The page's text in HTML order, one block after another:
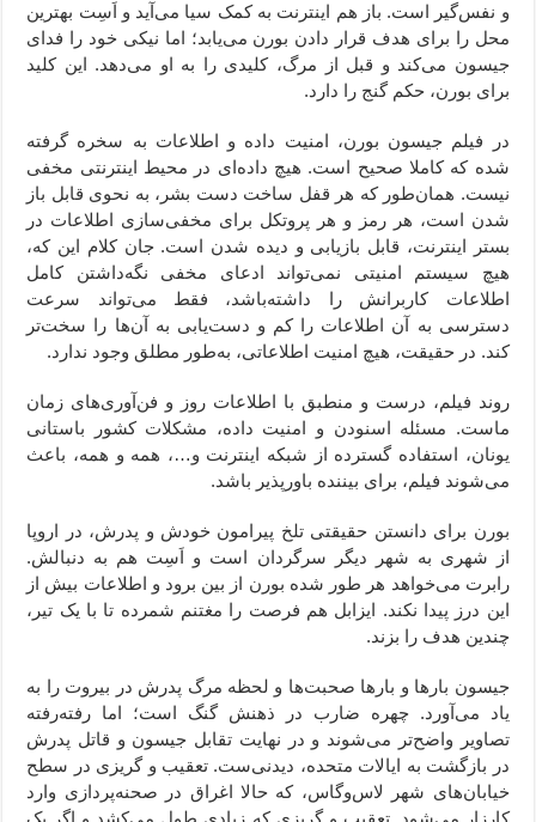
و نفس‌گیر است. باز هم اینترنت به کمک سیا می‌آید و اَسِت بهترین
محل را برای هدف قرار دادن بورن می‌یابد؛ اما نیکی خود را فدای
جیسون می‌کند و قبل از مرگ، کلیدی را به او می‌دهد. این کلید
برای بورن، حکم گنج را دارد.
در فیلم جیسون بورن، امنیت داده و اطلاعات به سخره گرفته
شده‌ که کاملا صحیح است. هیچ داده‌ای در محیط اینترنتی مخفی
نیست. همان‌طور که هر قفل ساخت دست بشر، به نحوی قابل باز
شدن است،‌ هر رمز و هر پروتکل برای مخفی‌سازی اطلاعات در
بستر اینترنت، قابل بازیابی و دیده شدن است. جان کلام این که،
هیچ سیستم امنیتی نمی‌تواند ادعای مخفی نگه‌داشتن کامل
اطلاعات کاربرانش را داشته‌باشد، فقط می‌تواند سرعت
دسترسی به آن اطلاعات را کم و دست‌یابی به آن‌ها را سخت‌تر
کند. در حقیقت، هیچ امنیت اطلاعاتی، به‌طور مطلق وجود ندارد.
روند فیلم، درست و منطبق با اطلاعات روز و فن‌آوری‌های زمان
ماست. مسئله اسنودن و امنیت داده، مشکلات کشور باستانی
یونان، استفاده گسترده از شبکه اینترنت و…، همه و همه، باعث
می‌شوند فیلم، برای بیننده باورپذیر باشد.
بورن برای دانستن حقیقتی تلخ پیرامون خودش و پدرش، در اروپا
از شهری به شهر دیگر سرگردان است و اَسِت هم به دنبالش.
رابرت می‌خواهد هر طور شده بورن از بین برود و اطلاعات بیش از
این درز پیدا نکند. ایزابل هم فرصت را مغتنم شمرده تا با یک تیر،
چندین هدف را بزند.
جیسون بارها و بارها صحبت‌ها و لحظه مرگ پدرش در بیروت را به
یاد می‌آورد. چهره ضارب در ذهنش گنگ است؛ اما رفته‌رفته
تصاویر واضح‌تر می‌شوند و در نهایت تقابل جیسون و قاتل پدرش
در بازگشت به ایالات متحده، دیدنی‌ست. تعقیب و گریزی در سطح
خیابان‌های شهر لاس‌وگاس، که حالا اغراق در صحنه‌پردازی وارد
کارزار می‌شود. تعقیب و گریزی که زیادی طول می‌کشد و اگر یک